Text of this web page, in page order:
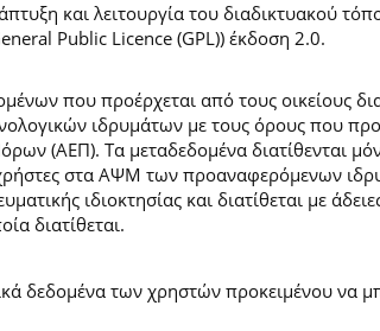
και λειτουργία του διαδικτυακού
Public Licence (GPL)) έκδοση 2.0.
που προέρχεται από τους οικείους
ιδρυμάτων με τους όρους που
(ΑΕΠ). Τα μεταδεδομένα διατίθενται
στα ΑΨΜ των προαναφερόμενων
ιδιοκτησίας και διατίθεται με
διατίθεται.
δεδομένα των χρηστών προκειμένου να